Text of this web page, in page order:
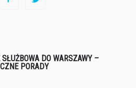
SŁUŻBOWA DO WARSZAWY –
PORADY